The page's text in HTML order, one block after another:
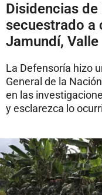
Disidencias
secuestrado a
Jamundí, Valle
La Defensoría hizo
General de la
en las
y esclarezca lo